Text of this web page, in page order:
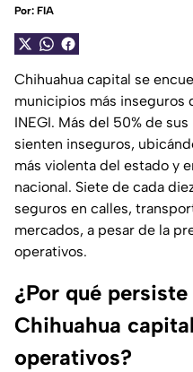
Por: FIA
Chihuahua capital se
municipios más inseguros
INEGI. Más del 50% de
sienten inseguros,
más violenta del estado y
nacional. Siete de cada
seguros en calles,
mercados, a pesar de la
operativos.
¿Por qué
Chihuahua
operativos?